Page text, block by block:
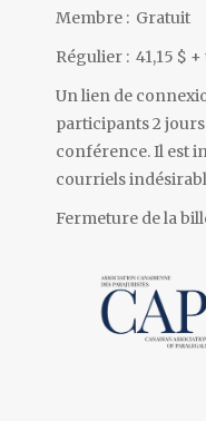
Membre : Gratuit
Régulier : 41,15 $ +
Un lien de
participants 2
conférence. Il est
courriels
Fermeture de la